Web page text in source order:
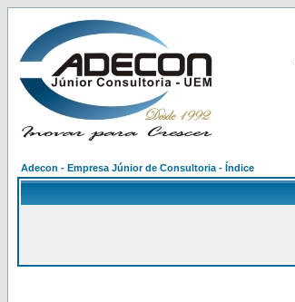
Adecon - Empresa Júnior de Consultoria - Índice